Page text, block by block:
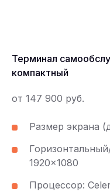
Терминал
компактный
от 147 900 руб.
Размер экрана
1920×1080
Процессор: